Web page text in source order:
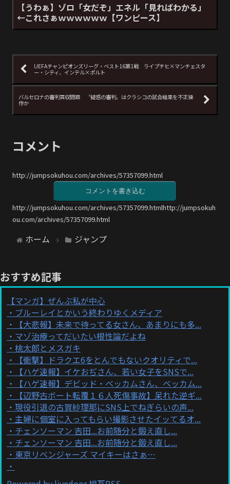
【うわぁ】ゾロ「女だぞ」エネル「見ればわかる」
←これさぁｗｗｗｗｗｗ【ワンピース】
UEFAチャンピオンズリーグ・ベスト16第1戦 ライプチヒ×マンチェスタ
ー・シティ、インテル×ポルト
バルセロナの審判買収問題 〝疑惑の審判〟はクラシコの試合結果を不正操
作か
コメント
http://jumpsokuhou.com/archives/57357099.html
コメントを書き込む
http://jumpsokuhou.com/archives/57357099.htmlhttp://jumpsokuh
ou.com/archives/57357099.html
ホーム ジャンプ
おすすめ記事
【マンガ】ぜんぶ私が中心
ブルーレイとかいう終わりゆくメディア
【大悲報】未来で待ってる女さん、あまりにも多...
マゾ治療ってだいたい根性論だよね
桃太郎とメスガキ
【衝撃】ドラクエ6をとんでもないクオリティで...
【ハゲ速報】イケおぢさん、若い女子をSNSで...
【ハゲ速報】デビッド・ベッカムさん、ベッカム...
【辺野古ボート転覆１６人死傷事故】呆れた逆ギ...
現役引退の古賀紗理那にSNS上でねぎらいの声...
主婦に個室に入ってもらい撮影させたイッてるオ...
チェンソーマン 吉田...お前随分と鍛え直し...
チェンソーマン 吉田...お前随分と鍛え直し...
東京リベンジャーズ マイキーはさぁ…